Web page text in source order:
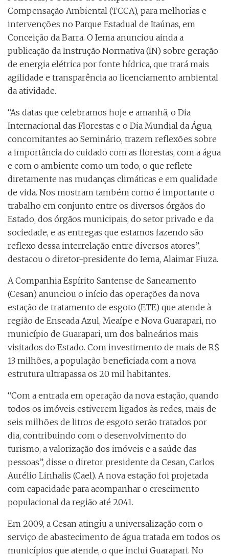
Compensação Ambiental (TCCA), para melhorias e
intervenções no Parque Estadual de Itaúnas, em
Conceição da Barra. O Iema anunciou ainda a
publicação da Instrução Normativa (IN) sobre geração
de energia elétrica por fonte hídrica, que trará mais
agilidade e transparência ao licenciamento ambiental
da atividade.
“As datas que celebramos hoje e amanhã, o Dia
Internacional das Florestas e o Dia Mundial da Água,
concomitantes ao Seminário, trazem reflexões sobre
a importância do cuidado com as florestas, com a água
e com o ambiente como um todo, o que reflete
diretamente nas mudanças climáticas e em qualidade
de vida. Nos mostram também como é importante o
trabalho em conjunto entre os diversos órgãos do
Estado, dos órgãos municipais, do setor privado e da
sociedade, e as entregas que estamos fazendo são
reflexo dessa interrelação entre diversos atores”,
destacou o diretor-presidente do Iema, Alaimar Fiuza.
A Companhia Espírito Santense de Saneamento
(Cesan) anunciou o início das operações da nova
estação de tratamento de esgoto (ETE) que atende à
região de Enseada Azul, Meaípe e Nova Guarapari, no
município de Guarapari, um dos balneários mais
visitados do Estado. Com investimento de mais de R$
13 milhões, a população beneficiada com a nova
estrutura ultrapassa os 20 mil habitantes.
“Com a entrada em operação da nova estação, quando
todos os imóveis estiverem ligados às redes, mais de
seis milhões de litros de esgoto serão tratados por
dia, contribuindo com o desenvolvimento do
turismo, a valorização dos imóveis e a saúde das
pessoas”, disse o diretor presidente da Cesan, Carlos
Aurélio Linhalis (Cael). A nova estação foi projetada
com capacidade para acompanhar o crescimento
populacional da região até 2041.
Em 2009, a Cesan atingiu a universalização com o
serviço de abastecimento de água tratada em todos os
municípios que atende, o que inclui Guarapari. No